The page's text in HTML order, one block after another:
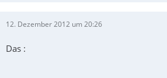
12. Dezember 2012 um 20:26
Das :